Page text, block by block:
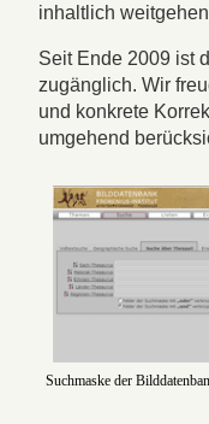
inhaltlich
Seit Ende 2009 ist
zugänglich. Wir
und konkrete
umgehend
Suchmaske der